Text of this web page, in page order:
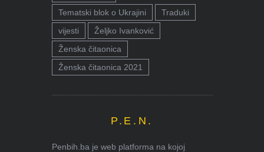
Tematski blok o Ukrajini
Traduki
vijesti
Željko Ivanković
Ženska čitaonica
Ženska čitaonica 2021
P.E.N.
Penbih.ba je web platforma na kojoj